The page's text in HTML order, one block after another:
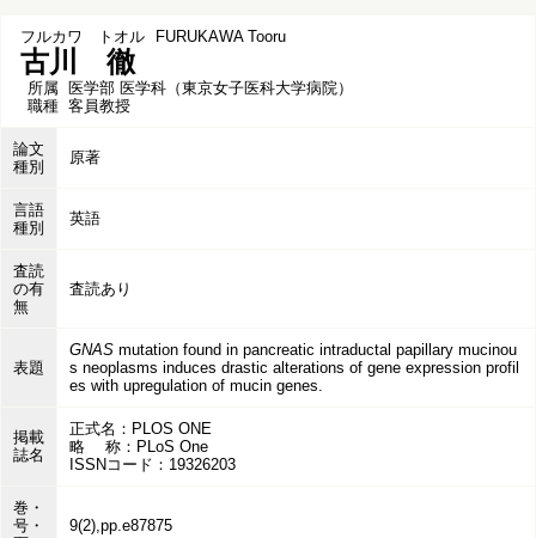
フルカワ トオル FURUKAWA Tooru
古川 徹
所属 医学部 医学科（東京女子医科大学病院）
職種 客員教授
論文
種別
原著
言語
種別
英語
査読
の有
無
査読あり
表題
GNAS mutation found in pancreatic intraductal papillary mucinou
s neoplasms induces drastic alterations of gene expression profil
es with upregulation of mucin genes.
掲載
誌名
正式名：PLOS ONE
略 称：PLoS One
ISSNコード：19326203
巻・
号・
9(2),pp.e87875